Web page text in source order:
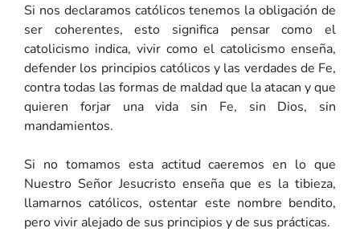
Si nos declaramos católicos tenemos la obligación de
ser coherentes, esto significa pensar como el
catolicismo indica, vivir como el catolicismo enseña,
defender los principios católicos y las verdades de Fe,
contra todas las formas de maldad que la atacan y que
quieren forjar una vida sin Fe, sin Dios, sin
mandamientos.
Si no tomamos esta actitud caeremos en lo que
Nuestro Señor Jesucristo enseña que es la tibieza,
llamarnos católicos, ostentar este nombre bendito,
pero vivir alejado de sus principios y de sus prácticas.